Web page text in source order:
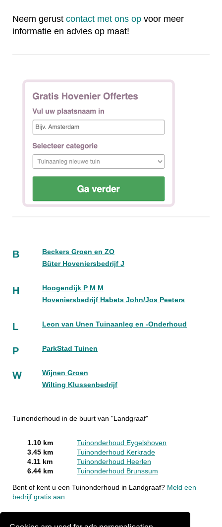
Neem gerust contact met ons op voor meer
informatie en advies op maat!
B
Beckers Groen en ZO
Büter Hoveniersbedrijf J
H
Hoogendijk P M M
Hoveniersbedrijf Habets John/Jos Peeters
L Leon van Unen Tuinaanleg en -Onderhoud
P ParkStad Tuinen
W
Wijnen Groen
Wilting Klussenbedrijf
Tuinonderhoud in de buurt van "Landgraaf"
1.10 km
Tuinonderhoud Eygelshoven
3.45 km
Tuinonderhoud Kerkrade
4.11 km
Tuinonderhoud Heerlen
6.44 km
Tuinonderhoud Brunssum
Bent of kent u een Tuinonderhoud in Landgraaf? Meld een
bedrijf gratis aan